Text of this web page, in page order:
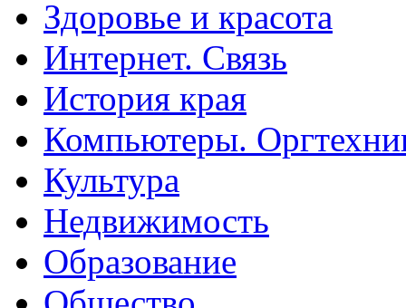
Здоровье и красота
Интернет. Связь
История края
Компьютеры.
Культура
Недвижимость
Образование